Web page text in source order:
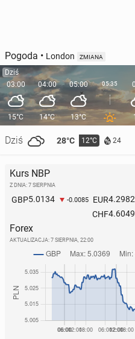
Pogoda • London ZMIANA
Dziś
03:00
15°C
Dziś 28°C 12°C 24
04:00
14°C
05:00
13°C
05:35
Kurs NBP
Z DNIA: 7 SIERPNIA
GBP5.0134 -0.0085 EUR4.2982
CHF4.6049
Forex
AKTUALIZACJA: 7 SIERPNIA, 22:00